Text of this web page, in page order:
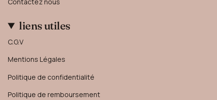
liens utiles
C.G.V
Mentions Légales
Politique de confidentialité
Politique de remboursement